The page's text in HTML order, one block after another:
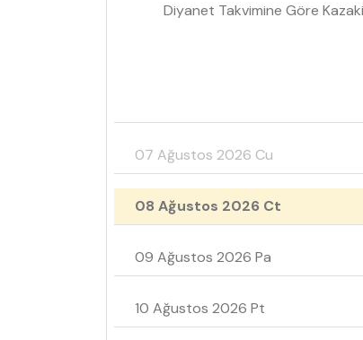
Diyanet Takvimine Göre
07 Ağustos 2026 Cu
08 Ağustos 2026 Ct
09 Ağustos 2026 Pa
10 Ağustos 2026 Pt